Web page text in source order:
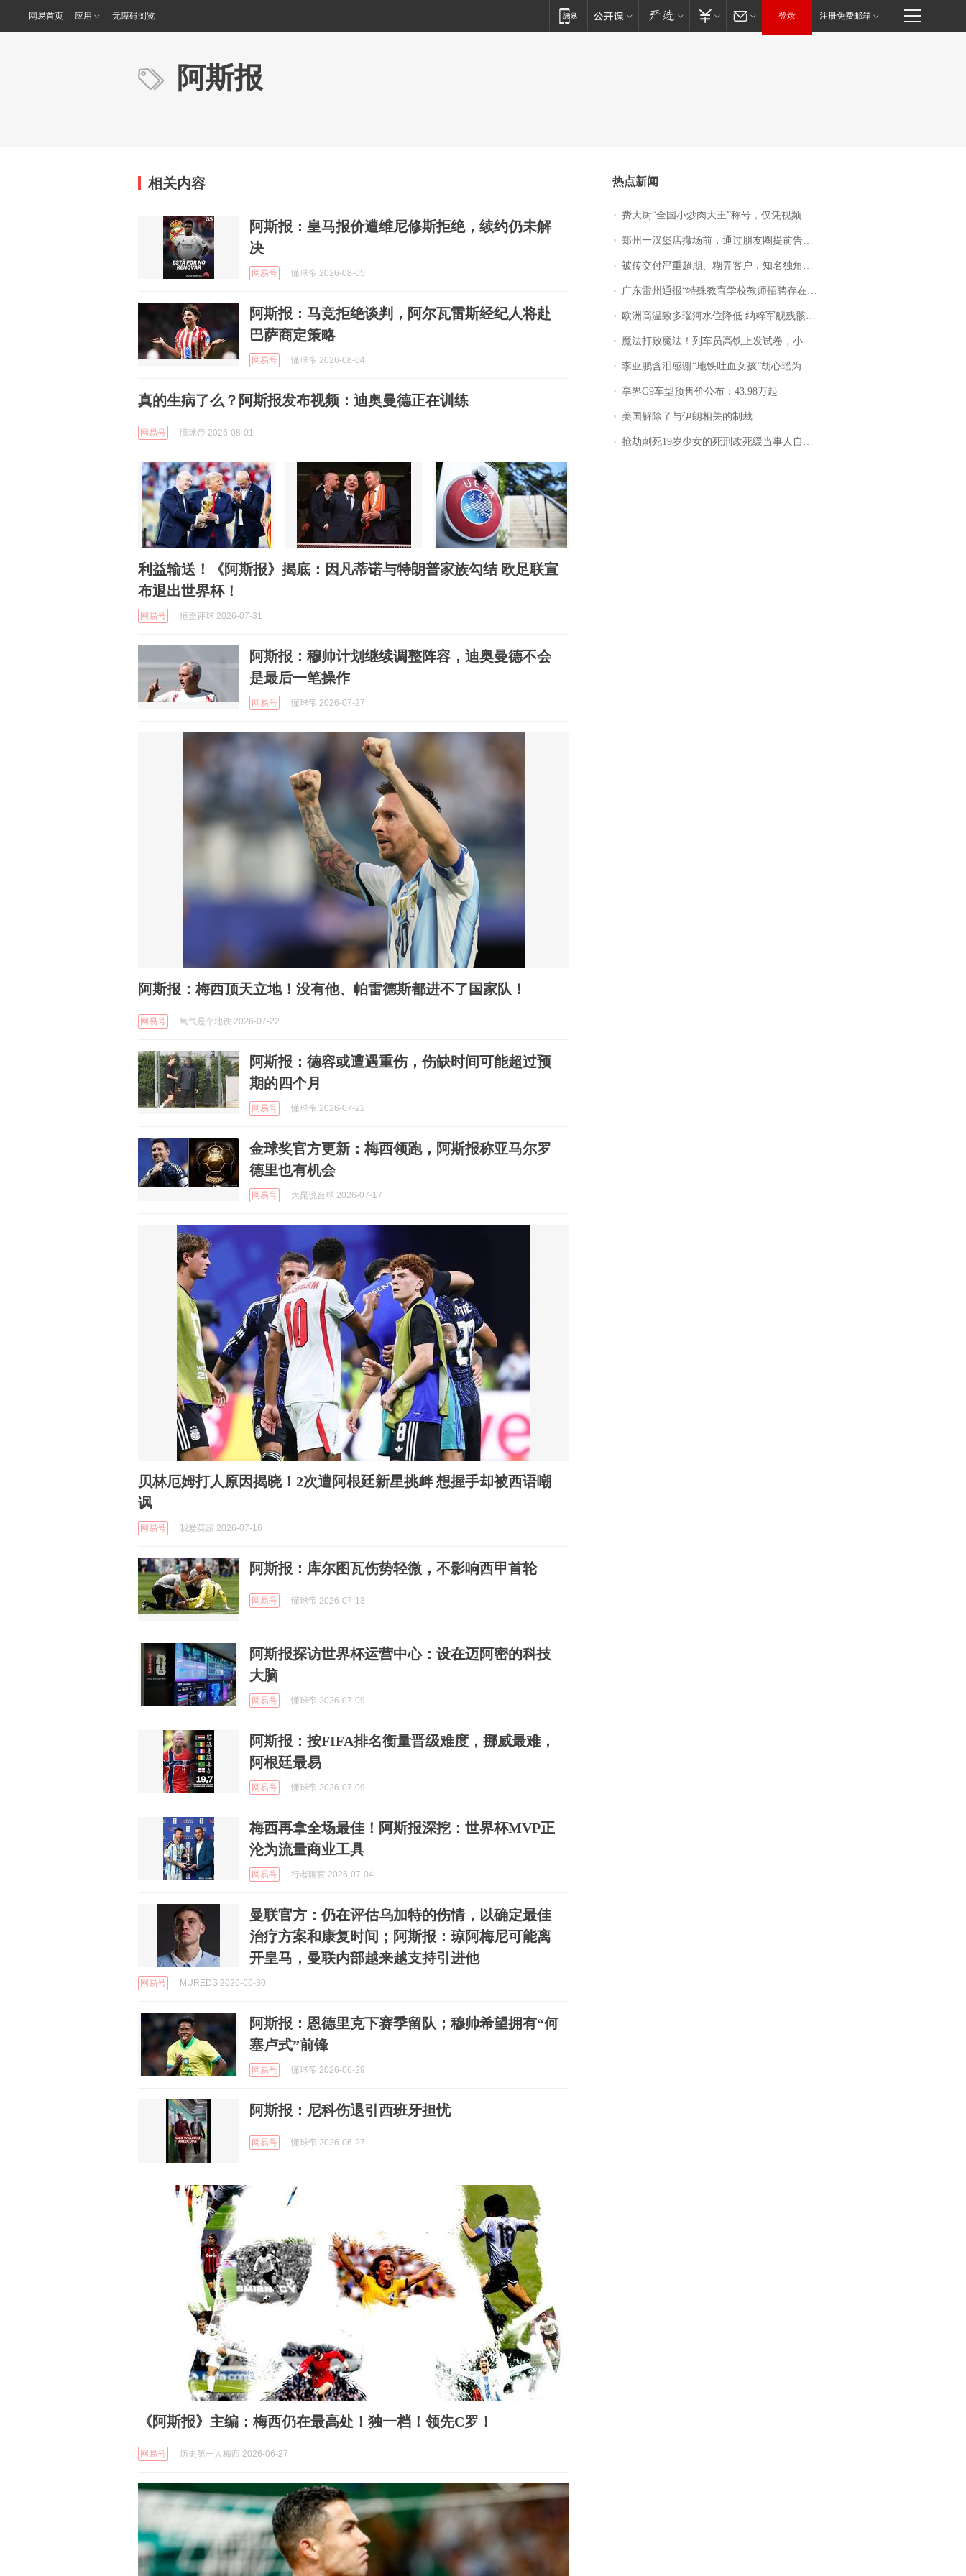
网易首页 应用 无障碍浏览 登录 注册免费邮箱
阿斯报
相关内容
阿斯报：皇马报价遭维尼修斯拒绝，续约仍未解
决
网易号 懂球帝 2026-08-05
阿斯报：马竞拒绝谈判，阿尔瓦雷斯经纪人将赴
巴萨商定策略
网易号 懂球帝 2026-08-04
真的生病了么？阿斯报发布视频：迪奥曼德正在训练
网易号 懂球帝 2026-08-01
利益输送！《阿斯报》揭底：因凡蒂诺与特朗普家族勾结 欧足联宣
布退出世界杯！
网易号 恒歪评球 2026-07-31
阿斯报：穆帅计划继续调整阵容，迪奥曼德不会
是最后一笔操作
网易号 懂球帝 2026-07-27
阿斯报：梅西顶天立地！没有他、帕雷德斯都进不了国家队！
网易号 氧气是个地铁 2026-07-22
阿斯报：德容或遭遇重伤，伤缺时间可能超过预
期的四个月
网易号 懂球帝 2026-07-22
金球奖官方更新：梅西领跑，阿斯报称亚马尔罗
德里也有机会
网易号 大昆说台球 2026-07-17
贝林厄姆打人原因揭晓！2次遭阿根廷新星挑衅 想握手却被西语嘲
讽
网易号 我爱英超 2026-07-16
阿斯报：库尔图瓦伤势轻微，不影响西甲首轮
网易号 懂球帝 2026-07-13
阿斯报探访世界杯运营中心：设在迈阿密的科技
大脑
网易号 懂球帝 2026-07-09
阿斯报：按FIFA排名衡量晋级难度，挪威最难，
阿根廷最易
网易号 懂球帝 2026-07-09
梅西再拿全场最佳！阿斯报深挖：世界杯MVP正
沦为流量商业工具
网易号 行者聊官 2026-07-04
曼联官方：仍在评估乌加特的伤情，以确定最佳
治疗方案和康复时间；阿斯报：琼阿梅尼可能离
开皇马，曼联内部越来越支持引进他
网易号 MUREDS 2026-06-30
阿斯报：恩德里克下赛季留队；穆帅希望拥有“何
塞卢式”前锋
网易号 懂球帝 2026-06-29
阿斯报：尼科伤退引西班牙担忧
网易号 懂球帝 2026-06-27
《阿斯报》主编：梅西仍在最高处！独一档！领先C罗！
网易号 历史第一人梅西 2026-06-27
热点新闻
费大厨“全国小炒肉大王”称号，仅凭视频评出？中国烹饪协会回应
郑州一汉堡店撤场前，通过朋友圈提前告知逐一退费，有顾客仅剩1元也全被退回，分文不少；顾客：言而有信，让人感动
被传交付严重超期、糊弄客户，知名独角兽车企创始人回应：都没证据，将依法采取措施，“本人长期与美国交管局保持沟通，对方表示肯定”
广东雷州通报“特殊教育学校教师招聘存在违规行为”：已启动问责程序 副校长被停职
欧洲高温致多瑙河水位降低 纳粹军舰残骸重见天日
魔法打败魔法！列车员高铁上发试卷，小朋友一秒静音，12306回应：列车员个人行为，不是铁路规定
李亚鹏含泪感谢“地铁吐血女孩”胡心瑶为嫣然天使捐99999元：这份捐赠太沉重，尊重其捐赠意愿，个人向胡心瑶和她的病友之家各捐赠99999元
享界G9车型预售价公布：43.98万起
美国解除了与伊朗相关的制裁
抢劫刺死19岁少女的死刑改死缓当事人自述：出狱11年间始终刻意躲避被害人家属